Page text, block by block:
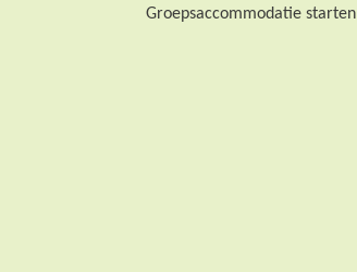
Groepsaccommodatie starten